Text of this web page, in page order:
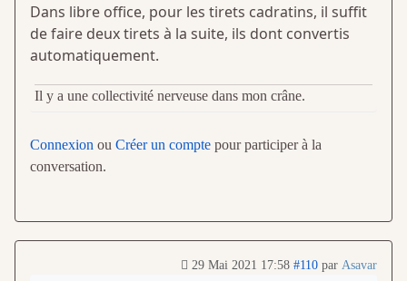
Dans libre office, pour les tirets cadratins, il suffit
de faire deux tirets à la suite, ils dont convertis
automatiquement.
Il y a une collectivité nerveuse dans mon crâne.
Connexion ou Créer un compte pour participer à la
conversation.
29 Mai 2021 17:58 #110 par Asavar